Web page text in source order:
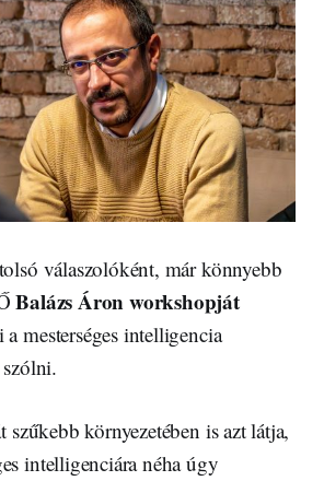
válaszolóként, már könnyebb
Balázs Áron workshopját
a mesterséges intelligencia
szűkebb környezetében is azt látja,
intelligenciára néha úgy